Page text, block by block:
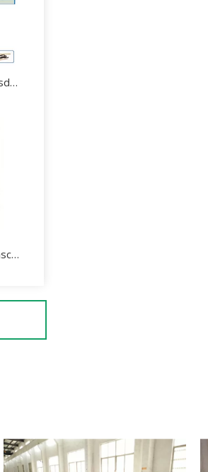
Rohrbiegemaschine verändert die Lebensdauer
Wie funktioniert eine Doppelkopfbiegemaschine?